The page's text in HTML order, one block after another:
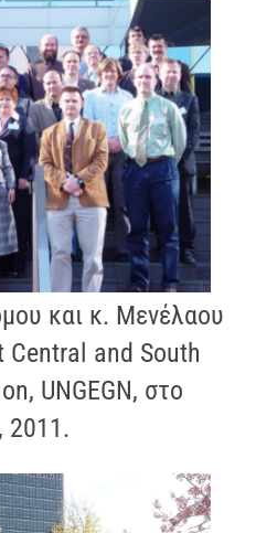
και κ. Μενέλαου
Central and South
UNGEGN, στo
2011.